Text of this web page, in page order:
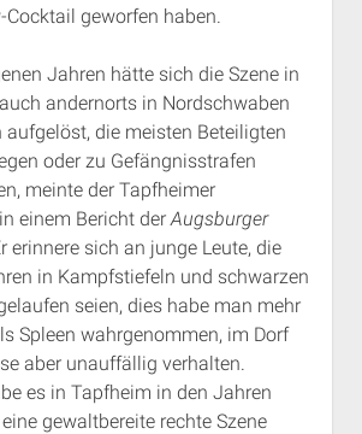
geworfen haben.
Jahren hätte sich die Szene in
andernorts in Nordschwaben
aufgelöst, die meisten Beteiligten
oder zu Gefängnisstrafen
meinte der Tapfheimer
einem Bericht der Augsburger
erinnere sich an junge Leute, die
in Kampfstiefeln und schwarzen
seien, dies habe man mehr
Spleen wahrgenommen, im Dorf
aber unauffällig verhalten.
es in Tapfheim in den Jahren
gewaltbereite rechte Szene